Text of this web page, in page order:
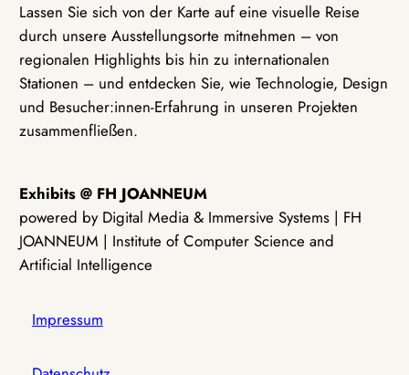
Lassen Sie sich von der Karte auf eine visuelle Reise
durch unsere Ausstellungsorte mitnehmen – von
regionalen Highlights bis hin zu internationalen
Stationen – und entdecken Sie, wie Technologie, Design
und Besucher:innen-Erfahrung in unseren Projekten
zusammenfließen.
Exhibits @ FH JOANNEUM
powered by Digital Media & Immersive Systems | FH
JOANNEUM | Institute of Computer Science and
Artificial Intelligence
Impressum